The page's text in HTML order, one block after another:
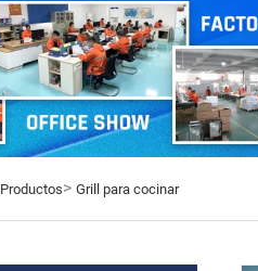
Productos> Grill para cocinar